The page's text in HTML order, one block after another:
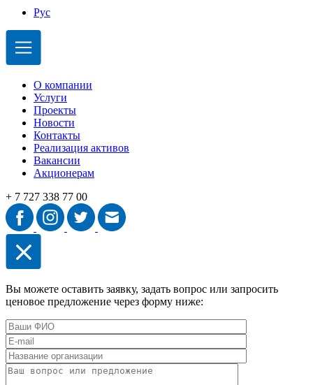
Рус
О компании
Услуги
Проекты
Новости
Контакты
Реализация активов
Вакансии
Акционерам
+ 7 727 338 77 00
Вы можете оставить заявку, задать вопрос или запросить
ценовое предложение через форму ниже: